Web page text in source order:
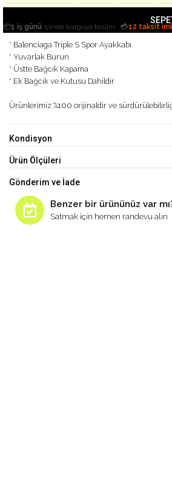
📦1 iş günü içinde kargoya teslim 💳12 taksit
* Balenciaga Triple S Spor Ayakkabı
* Yuvarlak Burun
* Üstte Bağcık Kapama
* Ek Bağcık ve Kutusu Dahildir
Ürünlerimiz %100 orijinaldir ve
Kondisyon
Ürün Ölçüleri
Gönderim ve İade
Benzer bir ürününüz var
Satmak için hemen randevu alın